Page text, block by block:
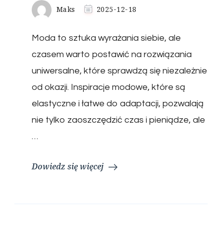
Maks 2025-12-18
Moda to sztuka wyrażania siebie, ale
czasem warto postawić na rozwiązania
uniwersalne, które sprawdzą się niezależnie
od okazji. Inspiracje modowe, które są
elastyczne i łatwe do adaptacji, pozwalają
nie tylko zaoszczędzić czas i pieniądze, ale
…
Dowiedz się więcej